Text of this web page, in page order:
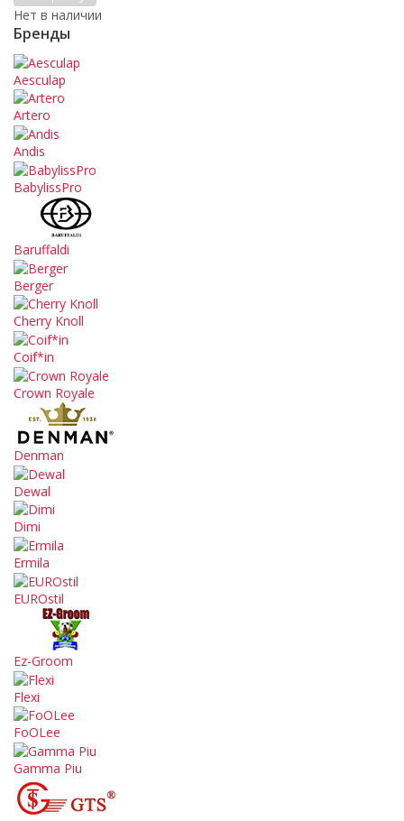
Нет в наличии
Бренды
Aesculap
Artero
Andis
BabylissPro
Baruffaldi
Berger
Cherry Knoll
Coif*in
Crown Royale
Denman
Dewal
Dimi
Ermila
EUROstil
Ez-Groom
Flexi
FoOLee
Gamma Piu